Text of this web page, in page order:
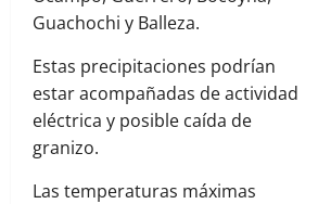
Guachochi y Balleza.
Estas precipitaciones podrían
estar acompañadas de actividad
eléctrica y posible caída de
granizo.
Las temperaturas máximas